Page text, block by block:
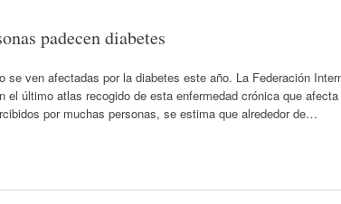
padecen diabetes
se ven afectadas por la diabetes este año. La Federación
el último atlas recogido de esta enfermedad crónica que
por muchas personas, se estima que alrededor de…